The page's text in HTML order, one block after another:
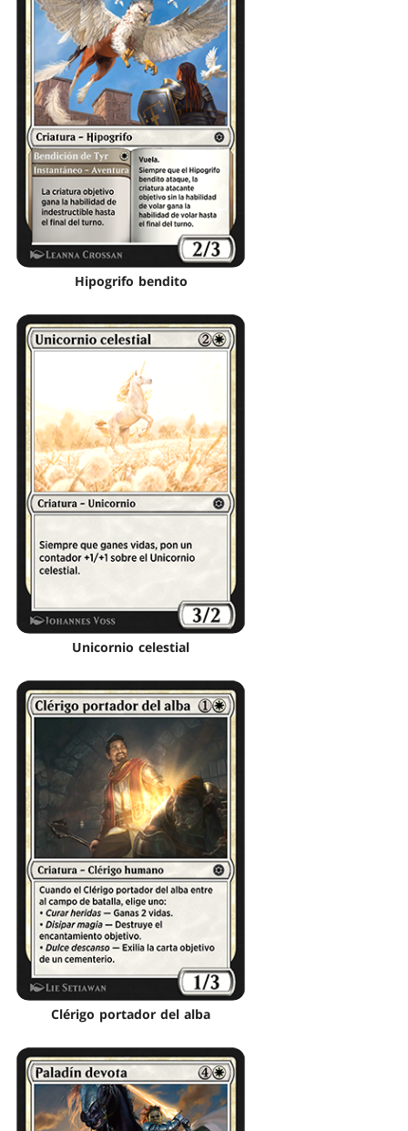
Hipogrifo bendito
Unicornio celestial
Clérigo portador del alba